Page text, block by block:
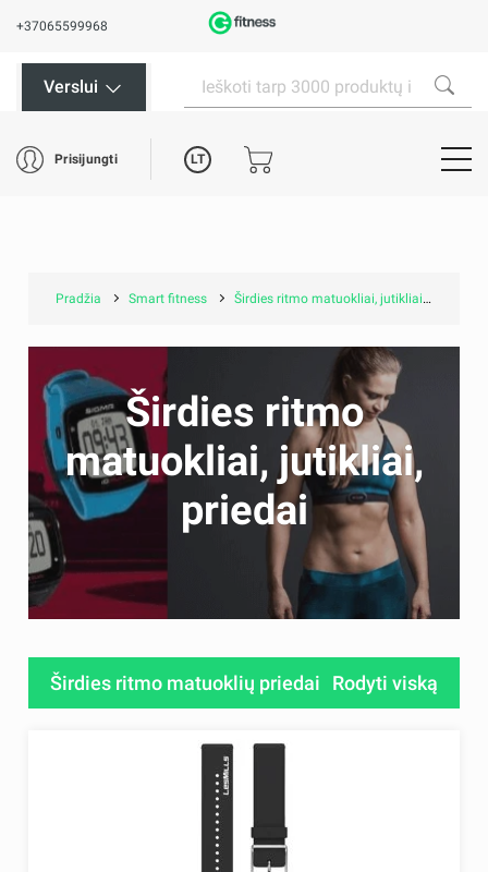
+37065599968
Verslui
Prisijungti LT
Pradžia Smart fitness Širdies ritmo matuokliai, jutikliai, priedai
Širdies ritmo
matuokliai, jutikliai,
priedai
Širdies ritmo matuoklių priedai Rodyti viską